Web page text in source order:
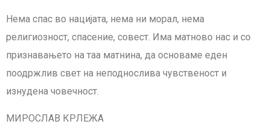
Нема спас во нацијата, нема ни морал, нема
религиозност, спасение, совест. Има матново нас и со
признавањето на таа матнина, да основаме еден
поодржлив свет на неподнослива чувственост и
изнудена човечност.
МИРОСЛАВ КРЛЕЖА